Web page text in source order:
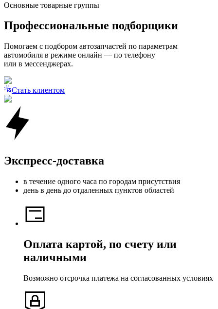
Основные товарные группы
Профессиональные подборщики
Помогаем с подбором автозапчастей по параметрам
автомобиля в режиме онлайн — по телефону
или в мессенджерах.
Стать клиентом
Экспресс-доставка
в течение одного часа по городам присутствия
день в день до отдаленных пунктов областей
Оплата картой, по счету или
наличными
Возможно отсрочка платежа на согласованных условиях